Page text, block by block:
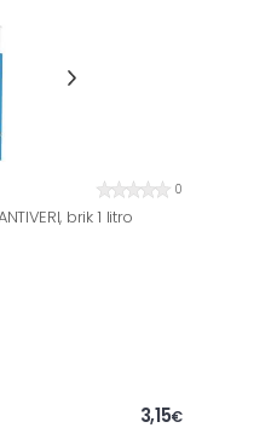
0
brik 1 litro
3,15€